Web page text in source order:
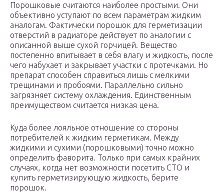
Порошковые считаются наиболее простыми. Они
объективно уступают по всем параметрам жидким
аналогам. Фактически порошок для герметизации
отверстий в радиаторе действует по аналогии с
описанной выше сухой горчицей. Вещество
постепенно впитывает в себя влагу и жидкость, после
чего набухает и закрывает участки с протечками. Но
препарат способен справиться лишь с мелкими
трещинами и пробоями. Параллельно сильно
загрязняет систему охлаждения. Единственным
преимуществом считается низкая цена.
Куда более лояльное отношение со стороны
потребителей к жидким герметикам. Между
жидкими и сухими (порошковыми) точно можно
определить фаворита. Только при самых крайних
случаях, когда нет возможности посетить СТО и
купить герметизирующую жидкость, берите
порошок.